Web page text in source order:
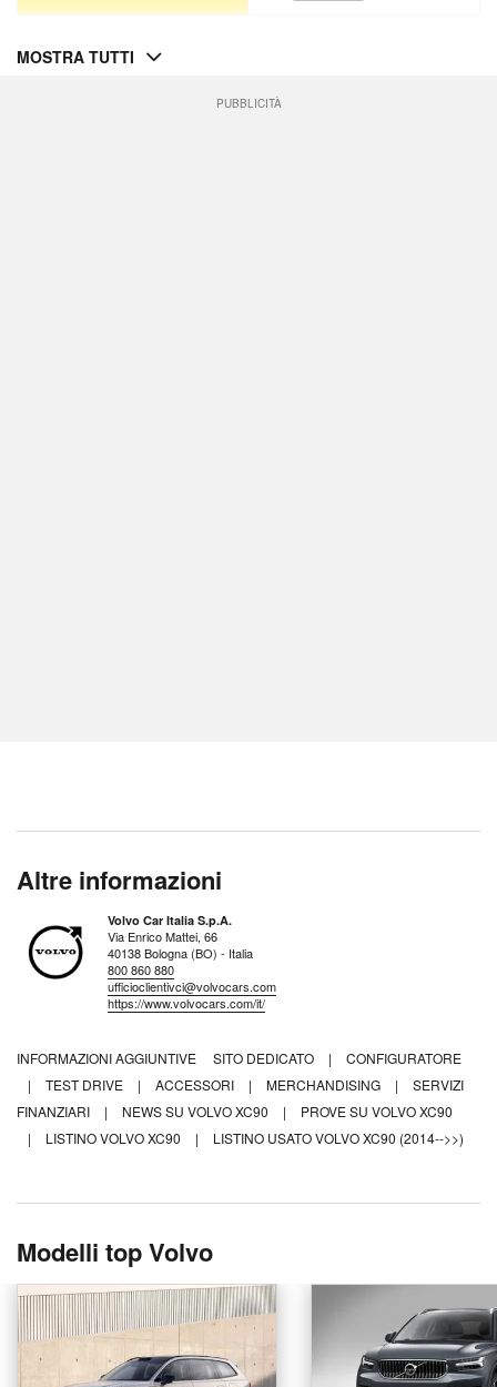
MOSTRA TUTTI
PUBBLICITÀ
Altre informazioni
Volvo Car Italia S.p.A.
Via Enrico Mattei, 66
40138 Bologna (BO) - Italia
800 860 880
ufficioclientivci@volvocars.com
https://www.volvocars.com/it/
INFORMAZIONI AGGIUNTIVE SITO DEDICATO |
CONFIGURATORE
|
TEST DRIVE | ACCESSORI | MERCHANDISING |
SERVIZI
FINANZIARI
| NEWS SU VOLVO XC90 |
PROVE SU VOLVO XC90
|
LISTINO VOLVO XC90 | LISTINO USATO VOLVO XC90 (2014-->>)
Modelli top Volvo